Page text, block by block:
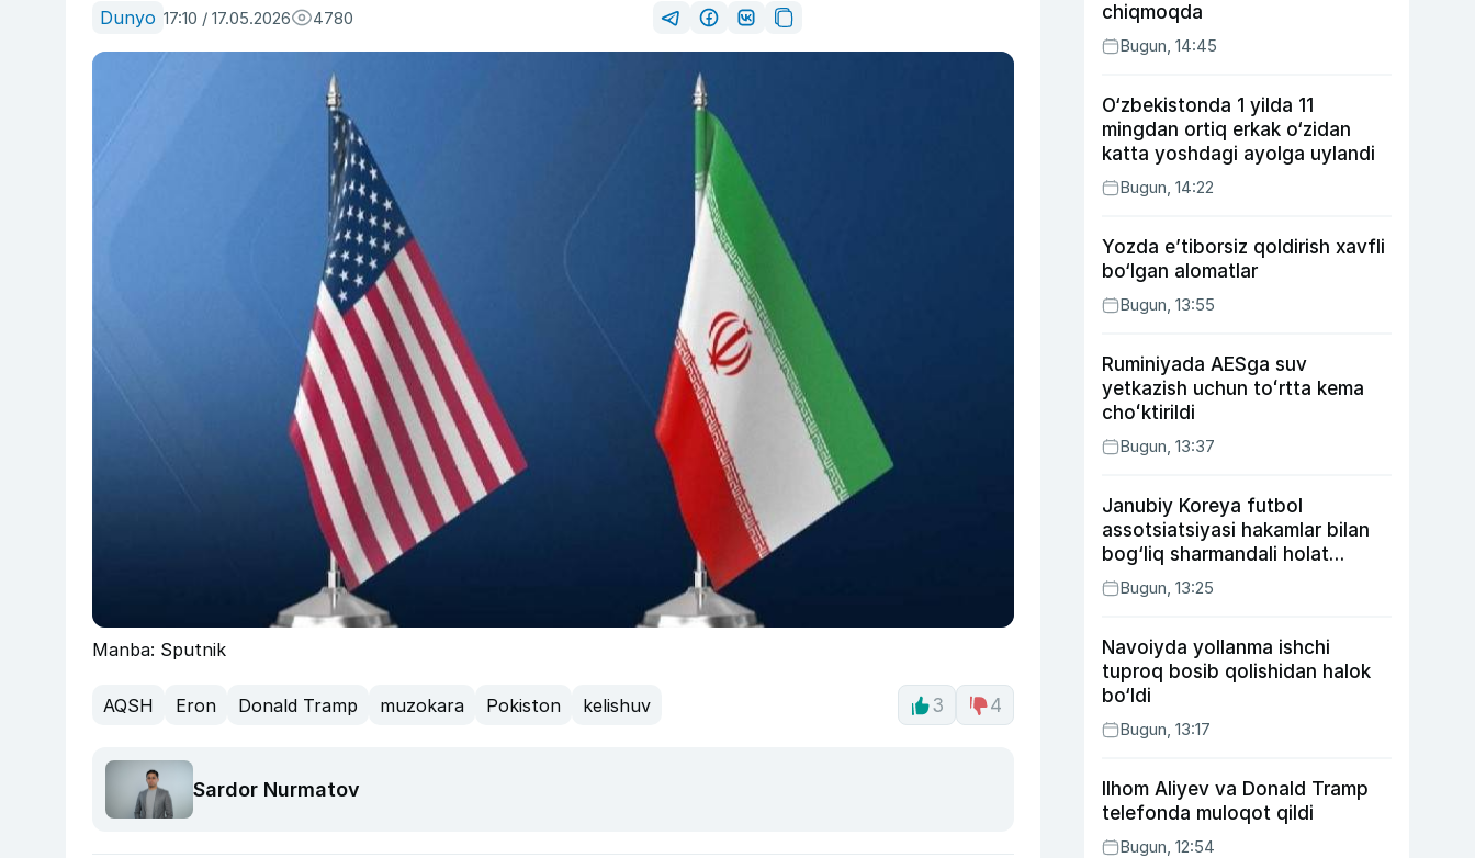
Dunyo 17:10 / 17.05.2026 4780
Manba: Sputnik
AQSH Eron Donald Tramp muzokara Pokiston kelishuv 3 4
Sardor Nurmatov
chiqmoqda
Bugun, 14:45
O‘zbekistonda 1 yilda 11
mingdan ortiq erkak o‘zidan
katta yoshdagi ayolga uylandi
Bugun, 14:22
Yozda e’tiborsiz qoldirish xavfli
bo‘lgan alomatlar
Bugun, 13:55
Ruminiyada AESga suv
yetkazish uchun toʻrtta kema
choʻktirildi
Bugun, 13:37
Janubiy Koreya futbol
assotsiatsiyasi hakamlar bilan
bog‘liq sharmandali holat
bo‘yicha bayonot berdi
Bugun, 13:25
Navoiyda yollanma ishchi
tuproq bosib qolishidan halok
bo‘ldi
Bugun, 13:17
Ilhom Aliyev va Donald Tramp
telefonda muloqot qildi
Bugun, 12:54